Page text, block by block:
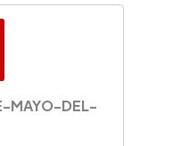
MAYO-DEL-